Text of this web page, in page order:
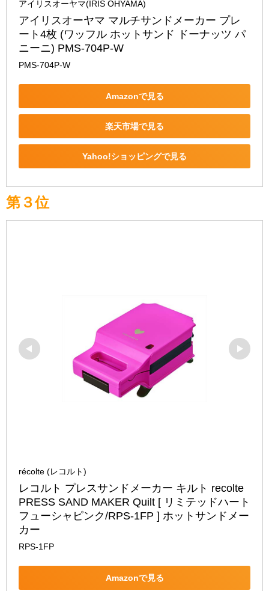
アイリスオーヤマ(IRIS OHYAMA)
アイリスオーヤマ マルチサンドメーカー プレ
ート4枚 (ワッフル ホットサンド ドーナッツ パ
ニーニ) PMS-704P-W
PMS-704P-W
Amazonで見る
楽天市場で見る
Yahoo!ショッピングで見る
第３位
récolte (レコルト)
レコルト プレスサンドメーカー キルト recolte
PRESS SAND MAKER Quilt [ リミテッドハート
フューシャピンク/RPS-1FP ] ホットサンドメー
カー
RPS-1FP
Amazonで見る